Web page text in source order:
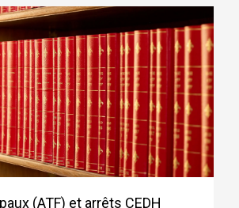
(ATF) et arrêts CEDH